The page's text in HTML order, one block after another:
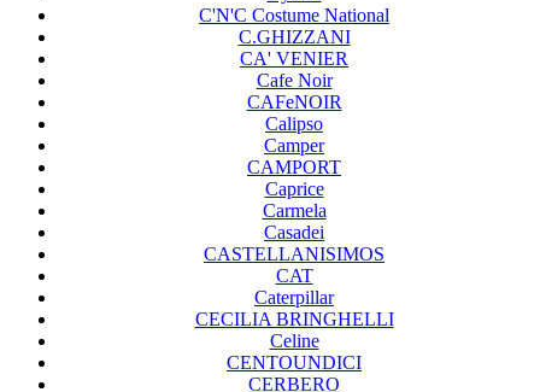
C'N'C Costume National
C.GHIZZANI
CA' VENIER
Cafe Noir
CAFeNOIR
Calipso
Camper
CAMPORT
Caprice
Carmela
Casadei
CASTELLANISIMOS
CAT
Caterpillar
CECILIA BRINGHELLI
Celine
CENTOUNDICI
CERBERO